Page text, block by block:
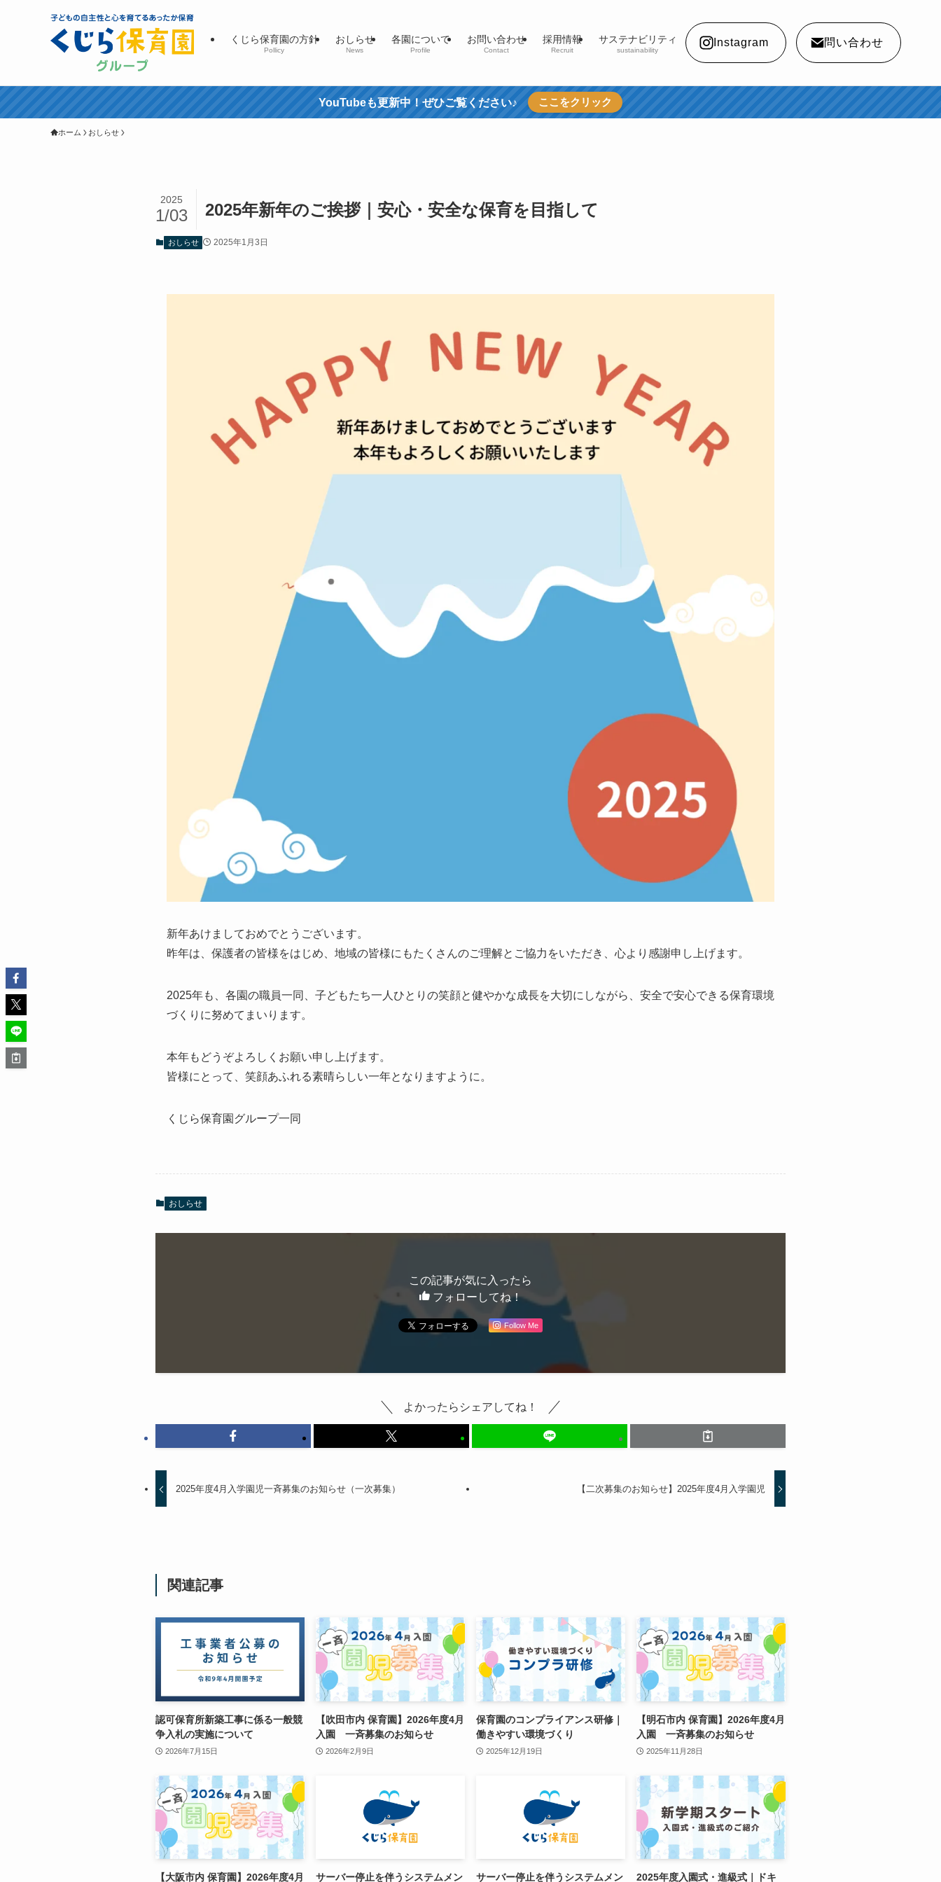
くじら保育園の方針
Pollicy
おしらせ
News
各園について
Profile
お問い合わせ
Contact
採用情報
Recruit
サステナビリティ
sustainability
Instagram 問い合わせ
YouTubeも更新中！ぜひご覧ください♪ ここをクリック
ホーム おしらせ
2025年新年のご挨拶｜安心・安全な保育を目指して
2025
1/03
おしらせ 2025年1月3日
新年あけましておめでとうございます。
昨年は、保護者の皆様をはじめ、地域の皆様にもたくさんのご理解とご協力をいただき、心より感謝申し上げます。
2025年も、各園の職員一同、子どもたち一人ひとりの笑顔と健やかな成長を大切にしながら、安全で安心できる保育環境
づくりに努めてまいります。
本年もどうぞよろしくお願い申し上げます。
皆様にとって、笑顔あふれる素晴らしい一年となりますように。
くじら保育園グループ一同
おしらせ
この記事が気に入ったら
フォローしてね！
Follow Me
よかったらシェアしてね！
2025年度4月入学園児一斉募集のお知らせ（一次募集） 【二次募集のお知らせ】2025年度4月入学園児
関連記事
認可保育所新築工事に係る一般競
争入札の実施について
2026年7月15日
【吹田市内 保育園】2026年度4月
入園 一斉募集のお知らせ
2026年2月9日
保育園のコンプライアンス研修｜
働きやすい環境づくり
2025年12月19日
【明石市内 保育園】2026年度4月
入園 一斉募集のお知らせ
2025年11月28日
【大阪市内 保育園】2026年度4月 サーバー停止を伴うシステムメン サーバー停止を伴うシステムメン 2025年度入園式・進級式｜ドキ